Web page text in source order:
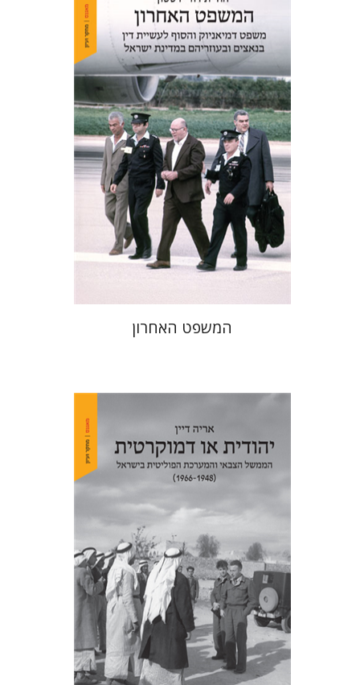
יהודית דורי דסטון
הנחת אתר ספר מודפס
$46
$41
המשפט האחרון
אריה דיין
הנחת אתר ספר מודפס
$35
$32